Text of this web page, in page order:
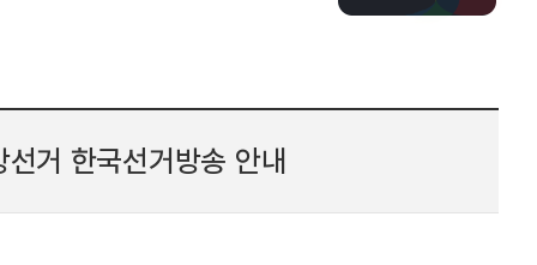
거 한국선거방송 안내